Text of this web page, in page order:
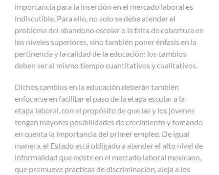
importancia para la inserción en el mercado laboral es
indiscutible. Para ello, no solo se debe atender el
problema del abandono escolar o la falta de cobertura en
los niveles superiores, sino también poner énfasis en la
pertinencia y la calidad de la educación: los cambios
deben ser al mismo tiempo cuantitativos y cualitativos.
Dichos cambios en la educación deberán también
enfocarse en facilitar el paso de la etapa escolar a la
etapa laboral, con el propósito de que las y los jóvenes
tengan mayores posibilidades de crecimiento y tomando
en cuenta la importancia del primer empleo. De igual
manera, el Estado está obligado a atender el alto nivel de
informalidad que existe en el mercado laboral mexicano,
que promueve prácticas de discriminación, aleja a los